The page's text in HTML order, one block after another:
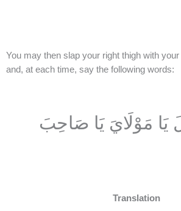
You may then slap your right thigh with
and, at each time, say the following words:
يَا مَوْلَايَ يَا صَاحِبَ
Translation